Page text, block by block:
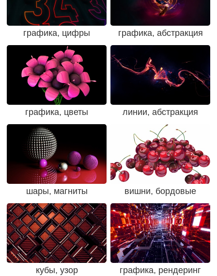
графика, цифры графика, абстракция
графика, цветы линии, абстракция
шары, магниты вишни, бордовые
кубы, узор графика, рендеринг